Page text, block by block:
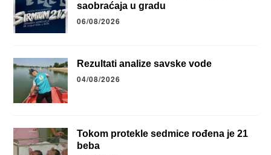
saobraćaja u gradu
06/08/2026
Rezultati analize savske vode
04/08/2026
Tokom protekle sedmice rođena je 21
beba